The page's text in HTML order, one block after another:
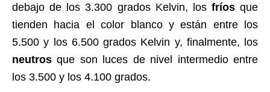
debajo de los 3.300 grados Kelvin, los fríosque
tienden hacia el color blanco y están entre los
5.500 y los 6.500 grados Kelvin y, finalmente, los
neutros que son luces de nivel intermedio entre
los 3.500 y los 4.100 grados.